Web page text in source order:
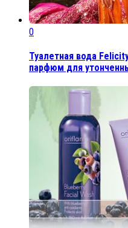
0
Туалетная вода
парфюм для